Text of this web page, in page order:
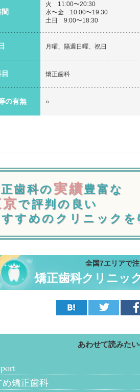
火 11:00〜20:30
水〜金 10:00〜19:30
土日 9:00〜18:30
月曜、隔週日曜、祝日
矯正歯科
の有無 ○
歯科の 実績豊富な
で評判の良い
すめのクリニックを
全国7エリアで
矯正歯科クリニッ
あわせて読みた
矯正歯科